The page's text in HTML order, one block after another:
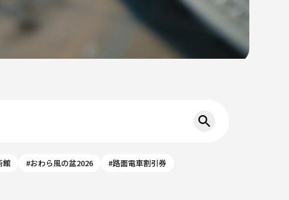
館 #おわら風の盆2026 #路面電車割引券